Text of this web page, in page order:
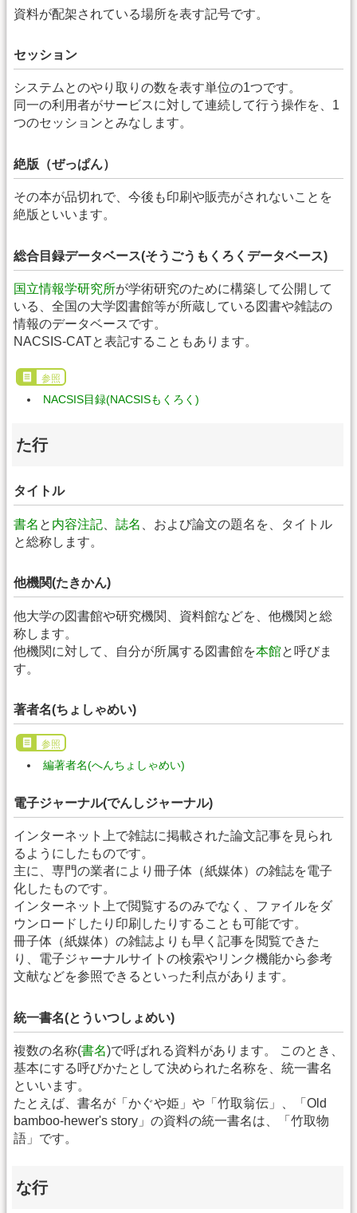
資料が配架されている場所を表す記号です。
セッション
システムとのやり取りの数を表す単位の1つです。
同一の利用者がサービスに対して連続して行う操作を、1
つのセッションとみなします。
絶版（ぜっぱん）
その本が品切れで、今後も印刷や販売がされないことを
絶版といいます。
総合目録データベース(そうごうもくろくデータベース)
国立情報学研究所が学術研究のために構築して公開して
いる、全国の大学図書館等が所蔵している図書や雑誌の
情報のデータベースです。
NACSIS-CATと表記することもあります。
参照
NACSIS目録(NACSISもくろく)
た行
タイトル
書名 と 内容注記 誌名
、および論文の題名を、タイトル
と総称します。
他機関(たきかん)
他大学の図書館や研究機関、資料館などを、他機関と総
称します。
他機関に対して、自分が所属する図書館を本館と呼びま
す。
著者名(ちょしゃめい)
参照
編著者名(へんちょしゃめい)
電子ジャーナル(でんしジャーナル)
インターネット上で雑誌に掲載された論文記事を見られ
るようにしたものです。
主に、専門の業者により冊子体（紙媒体）の雑誌を電子
化したものです。
インターネット上で閲覧するのみでなく、ファイルをダ
ウンロードしたり印刷したりすることも可能です。
冊子体（紙媒体）の雑誌よりも早く記事を閲覧できた
り、電子ジャーナルサイトの検索やリンク機能から参考
文献などを参照できるといった利点があります。
統一書名(とういつしょめい)
複数の名称(書名)で呼ばれる資料があります。 このとき、
基本にする呼びかたとして決められた名称を、統一書名
といいます。
たとえば、書名が「かぐや姫」や「竹取翁伝」、「Old
bamboo-hewer's story」の資料の統一書名は、「竹取物
語」です。
な行